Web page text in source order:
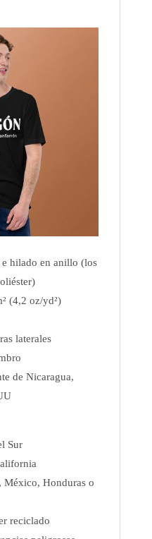
hilado en anillo (los
(4,2 oz/yd²)
laterales
de Nicaragua,
Sur
México, Honduras o
reciclado